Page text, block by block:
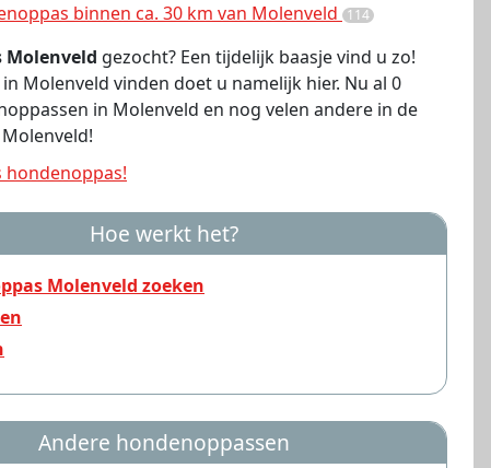
binnen ca. 30 km van Molenveld 114
Molenveld gezocht? Een tijdelijk baasje vind u zo!
Molenveld vinden doet u namelijk hier. Nu al 0
in Molenveld en nog velen andere in de
hondenoppas!
Hoe werkt het?
Molenveld zoeken
Andere hondenoppassen